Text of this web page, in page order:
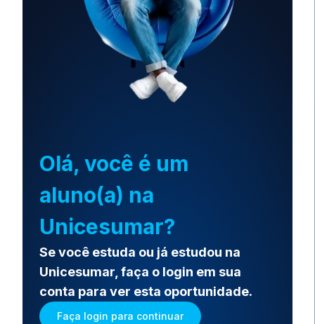
Olá, você é um
aluno(a) na
Unicesumar?
Se você estuda ou já estudou na
Unicesumar, faça o login em sua
conta para ver esta oportunidade.
Faça login para continuar